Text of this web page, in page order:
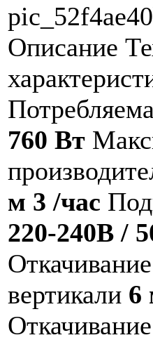
Описание
760 Вт
м 3 /час
220-240В /
вертикали 6